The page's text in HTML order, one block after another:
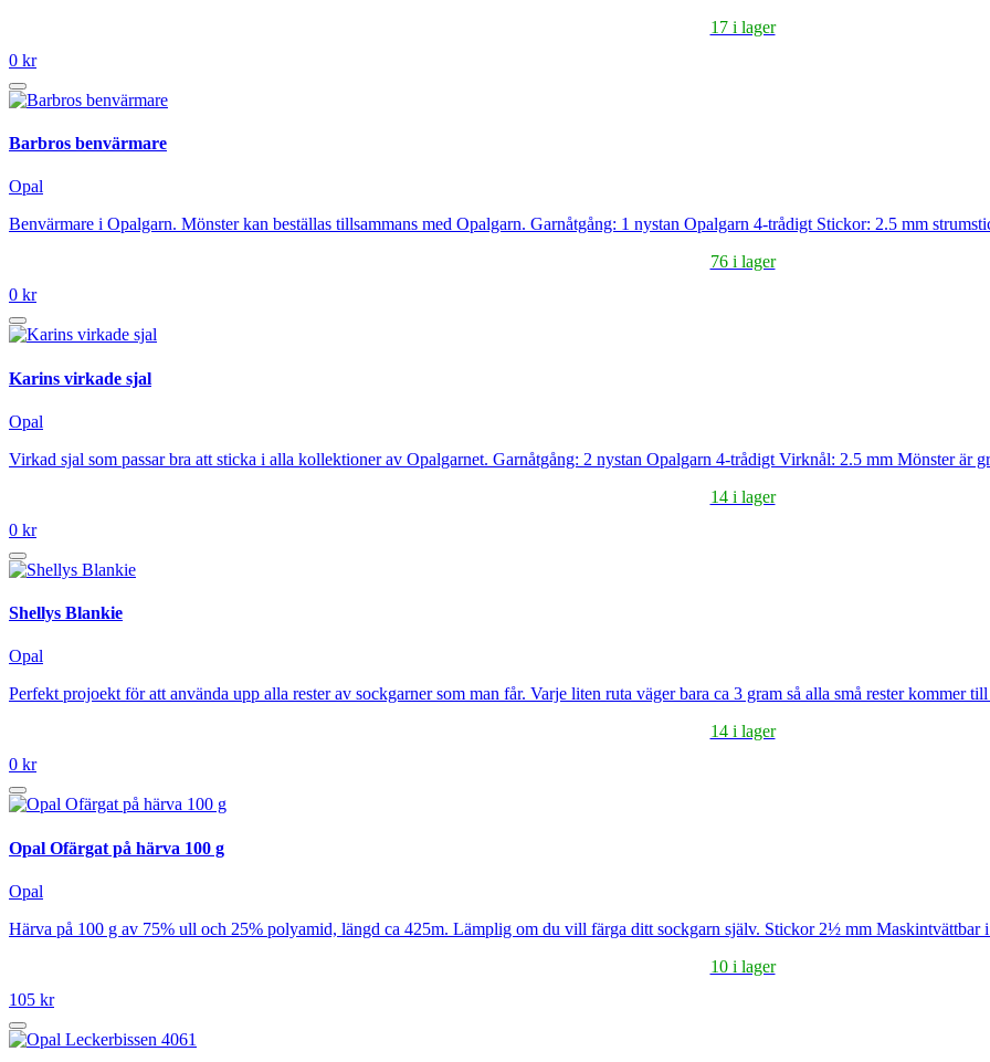
17 i lager
0 kr
Barbros benvärmare
Opal
Benvärmare i Opalgarn. Mönster kan beställas tillsammans med Opalgarn. Garnåtgång: 1 nystan Opalgarn 4-trådigt Stickor: 2.5 mm
76 i lager
0 kr
Karins virkade sjal
Opal
Virkad sjal som passar bra att sticka i alla kollektioner av Opalgarnet. Garnåtgång: 2 nystan Opalgarn 4-trådigt Virknål: 2.5 mm Mönster är
14 i lager
0 kr
Shellys Blankie
Opal
Perfekt projoekt för att använda upp alla rester av sockgarner som man får. Varje liten ruta väger bara ca 3 gram så alla små rester
14 i lager
0 kr
Opal Ofärgat på härva 100 g
Opal
Härva på 100 g av 75% ull och 25% polyamid, längd ca 425m. Lämplig om du vill färga ditt sockgarn själv. Stickor 2½ mm Maskintvättbar
10 i lager
105 kr